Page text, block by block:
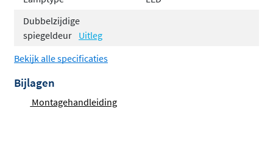
voor scheerapparaten of föhns
Glazen legplank voor overzichtelijke
opbergruimte
Flexibel en uitbreidbaar
inbegrepen
Dubbelzijdige
spiegeldeur Uitleg
Bekijk alle specificaties
Bijlagen
Montagehandleiding